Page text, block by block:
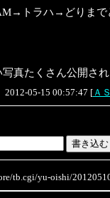
トラハ→どりまで
真たくさん公開さ
2012-05-15 00:57:47 [Ａ
tb.cgi/yu-oishi/